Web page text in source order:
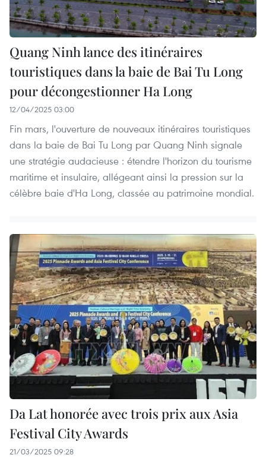
Quang Ninh lance des itinéraires
touristiques dans la baie de Bai Tu Long
pour décongestionner Ha Long
12/04/2025 03:00
Fin mars, l'ouverture de nouveaux itinéraires touristiques
dans la baie de Bai Tu Long par Quang Ninh signale
une stratégie audacieuse : étendre l'horizon du tourisme
maritime et insulaire, allégeant ainsi la pression sur la
célèbre baie d'Ha Long, classée au patrimoine mondial.
Da Lat honorée avec trois prix aux Asia
Festival City Awards
21/03/2025 09:28